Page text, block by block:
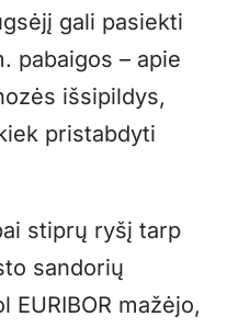
gali pasiekti
pabaigos – apie
išsipildys,
pristabdyti
stiprų ryšį tarp
sandorių
EURIBOR mažėjo,